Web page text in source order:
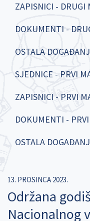
ZAPISNICI - DRUGI
DOKUMENTI -
OSTALA
SJEDNICE - PRVI
ZAPISNICI - PRVI
DOKUMENTI -
OSTALA
13. PROSINCA 2023.
Održana
Nacionalnog